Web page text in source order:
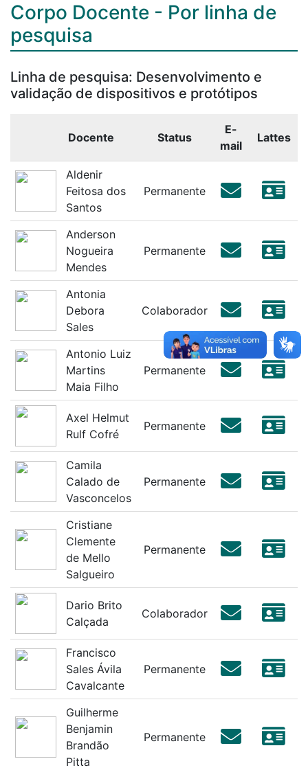
Corpo Docente - Por linha de
pesquisa
Linha de pesquisa: Desenvolvimento e
validação de dispositivos e protótipos
Docente Status
E-
mail
Lattes
Aldenir
Feitosa dos
Santos
Permanente
Anderson
Nogueira
Mendes
Permanente
Antonia
Debora
Sales
Colaborador
Antonio Luiz
Martins
Maia Filho
Permanente
Axel Helmut
Rulf Cofré
Permanente
Camila
Calado de
Vasconcelos
Permanente
Cristiane
Clemente
de Mello
Salgueiro
Permanente
Dario Brito
Calçada
Colaborador
Francisco
Sales Ávila
Cavalcante
Permanente
Guilherme
Benjamin
Brandão
Pitta
Permanente